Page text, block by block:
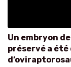
Un embryon
préservé a